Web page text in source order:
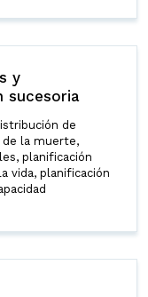
y
sucesoria
de
de la muerte,
planificación
vida, planificación